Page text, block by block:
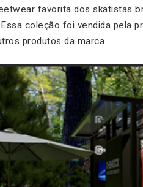
favorita dos skatistas
coleção foi vendida pela
produtos da marca.